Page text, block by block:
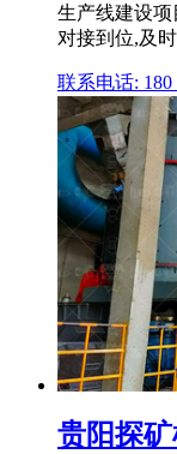
生产线建设
对接到位,及
联系电话: 180
贵阳探